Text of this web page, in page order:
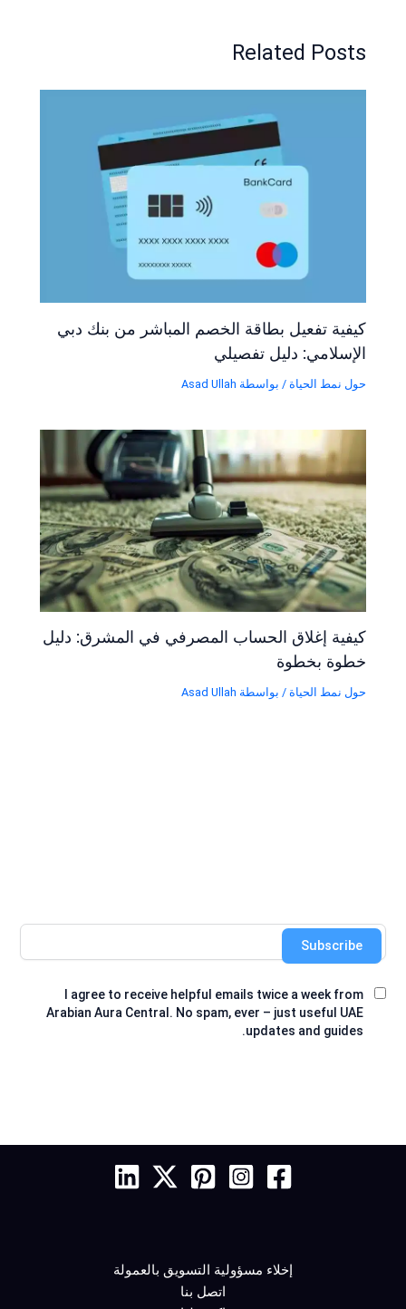
Related Posts
كيفية تفعيل بطاقة الخصم المباشر من بنك دبي
الإسلامي: دليل تفصيلي
حول نمط الحياة / بواسطة Asad Ullah
كيفية إغلاق الحساب المصرفي في المشرق: دليل
خطوة بخطوة
حول نمط الحياة / بواسطة Asad Ullah
I agree to receive helpful emails twice a week from
Arabian Aura Central. No spam, ever – just useful UAE
updates and guides.
Subscribe
إخلاء مسؤولية التسويق بالعمولة
اتصل بنا